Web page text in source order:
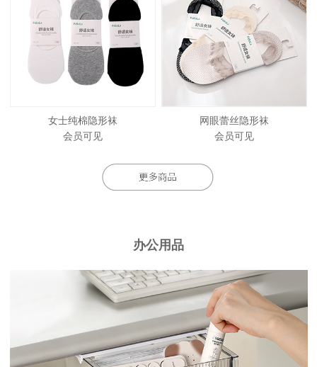
女士纯棉隐形袜
会员可见
网眼蕾丝隐形袜
会员可见
办公用品